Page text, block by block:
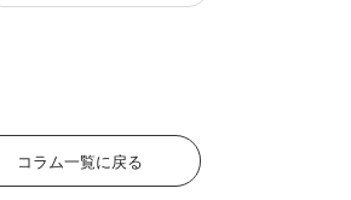
コラム一覧に戻る